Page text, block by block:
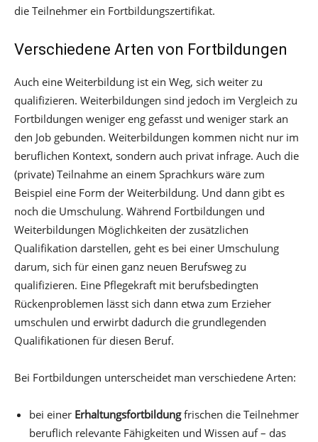
die Teilnehmer ein Fortbildungszertifikat.
Verschiedene Arten von Fortbildungen
Auch eine Weiterbildung ist ein Weg, sich weiter zu
qualifizieren. Weiterbildungen sind jedoch im Vergleich zu
Fortbildungen weniger eng gefasst und weniger stark an
den Job gebunden. Weiterbildungen kommen nicht nur im
beruflichen Kontext, sondern auch privat infrage. Auch die
(private) Teilnahme an einem Sprachkurs wäre zum
Beispiel eine Form der Weiterbildung. Und dann gibt es
noch die Umschulung. Während Fortbildungen und
Weiterbildungen Möglichkeiten der zusätzlichen
Qualifikation darstellen, geht es bei einer Umschulung
darum, sich für einen ganz neuen Berufsweg zu
qualifizieren. Eine Pflegekraft mit berufsbedingten
Rückenproblemen lässt sich dann etwa zum Erzieher
umschulen und erwirbt dadurch die grundlegenden
Qualifikationen für diesen Beruf.
Bei Fortbildungen unterscheidet man verschiedene Arten:
bei einer Erhaltungsfortbildungfrischen die Teilnehmer
beruflich relevante Fähigkeiten und Wissen auf – das